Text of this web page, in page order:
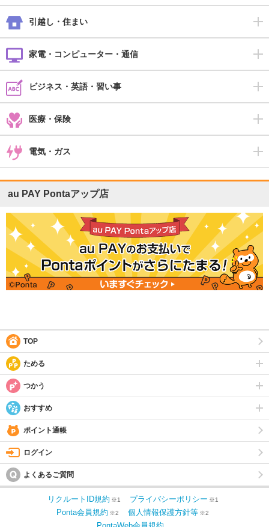
引越し・住まい
家電・コンピューター・通信
ビジネス・英語・習い事
医療・保険
電気・ガス
au PAY Pontaアップ店
TOP
ためる
つかう
おすすめ
ポイント通帳
ログイン
よくあるご質問
リクルートID規約 ※1 プライバシーポリシー ※1
Ponta会員規約 ※2 個人情報保護方針等 ※2